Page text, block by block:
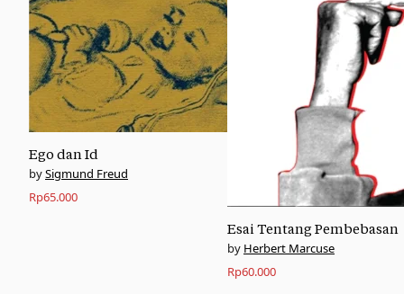
Ego dan Id
Sigmund Freud
Rp65.000
Esai Tentang Pembebasan
Herbert Marcuse
Rp60.000